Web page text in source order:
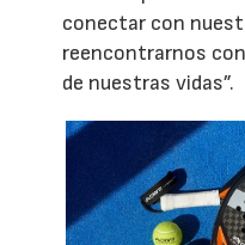
conectar con
reencontrarnos
de nuestras vidas”.